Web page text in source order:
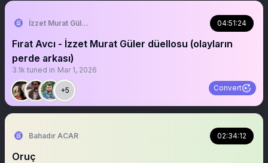
İzzet Murat Güler 04:51:24
Fırat Avcı - İzzet Murat Güler düellosu (olayların
perde arkası)
3.1k tuned in Mar 1, 2026
+5 Convert
Bahadır ACAR 02:34:12
Oruç